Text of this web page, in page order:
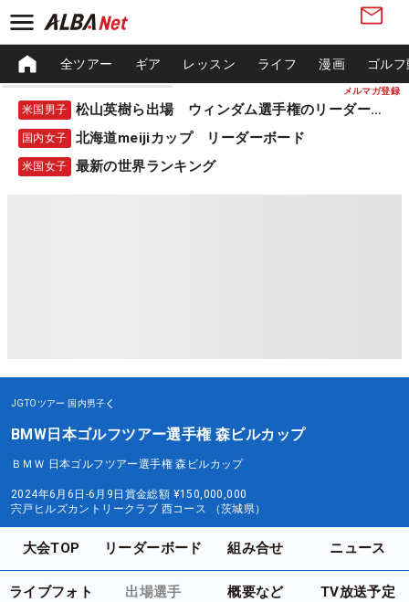
メルマガ登録
全ツアー ギア レッスン ライフ 漫画 ゴル
米国男子 松山英樹ら出場 ウィンダム選手権のリーダーボード
国内女子 北海道meijiカップ リーダーボード
米国女子 最新の世界ランキング
JGTOツアー 国内男子
BMW日本ゴルフツアー選手権 森ビルカップ
ＢＭＷ 日本ゴルフツアー選手権 森ビルカップ
2024年6月6日-6月9日 賞金総額 ¥150,000,000
宍戸ヒルズカントリークラブ 西コース （茨城県）
大会TOP リーダーボード 組み合せ ニュース
ライブフォト 出場選手 概要など TV放送予定